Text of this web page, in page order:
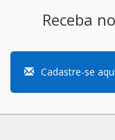
Receba
Cadastre-se aqui